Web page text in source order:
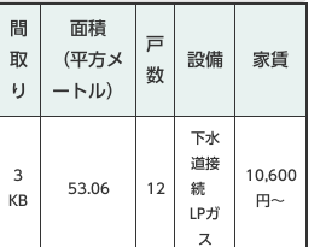
間
取
り
面積
（平方メ
ートル）
戸
数
設備 家賃
３
KB
53.06 12
下水
道接
続
LPガ
ス
10,600
円〜